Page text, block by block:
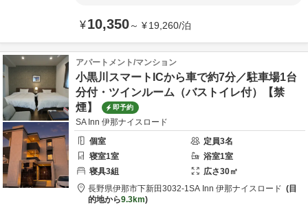
¥10,350～ ¥19,260/泊
アパートメント/マンション
小黒川スマートICから車で約7分／駐車場1台
分付・ツインルーム（バストイレ付）【禁
煙】
即予約
SA Inn 伊那ナイスロード
個室
定員3名
寝室1室 浴室1室
寝具3組 広さ30㎡
長野県伊那市下新田3032-1SA Inn 伊那ナイスロード
目
的地から9.3km